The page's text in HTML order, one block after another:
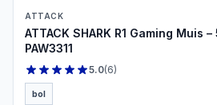
ATTACK
ATTACK SHARK R1 Gaming Muis
PAW3311
5.0(6)
bol